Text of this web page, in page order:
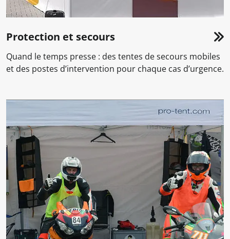
Protection et secours
Quand le temps presse : des tentes de secours mobiles
et des postes d’intervention pour chaque cas d’urgence.